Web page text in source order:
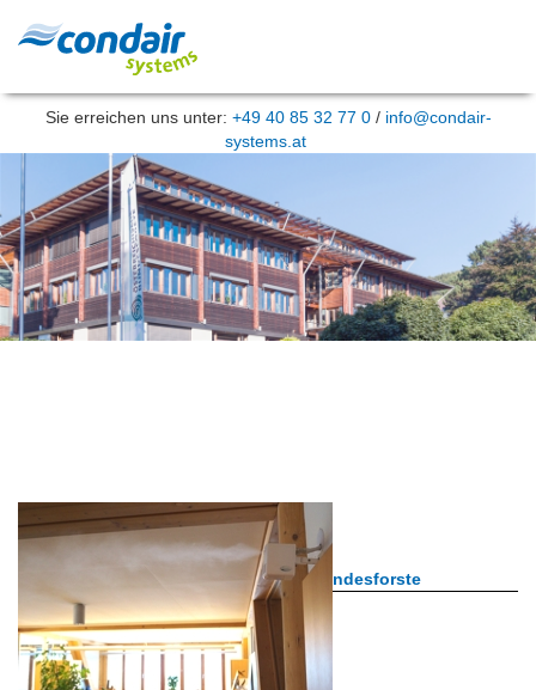
Sie erreichen uns unter: +49 40 85 32 77 0/ info@condair-
systems.at
Aktuelle Projekte
Praxisbeispiel Österreichische Bundesforste